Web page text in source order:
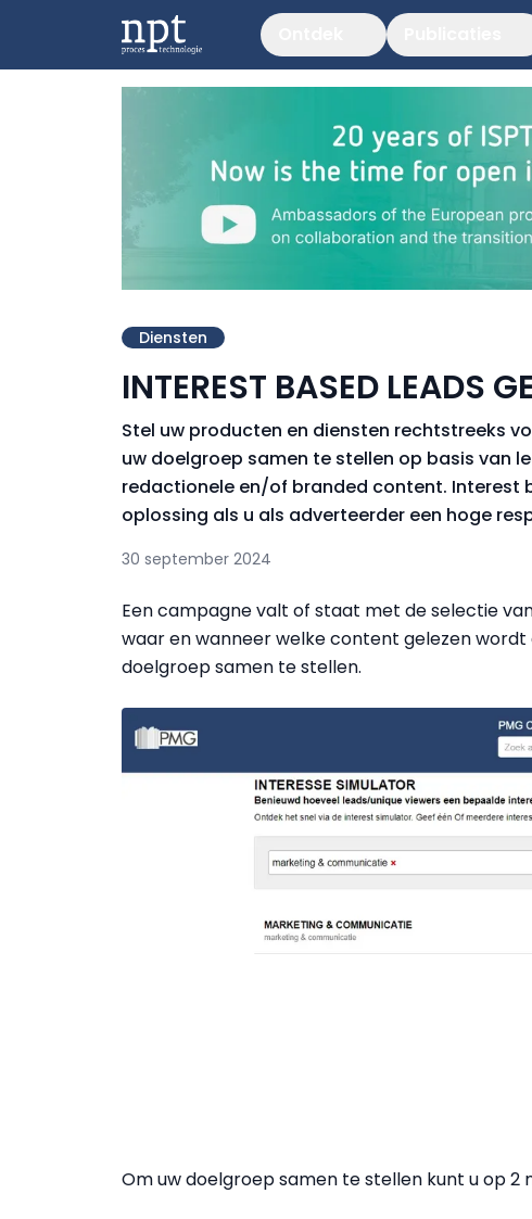
Diensten
INTEREST BASED LEADS
Stel uw producten en diensten rechtstreeks
uw doelgroep samen te stellen op basis van
redactionele en/of branded content. Interest
oplossing als u als adverteerder een hoge
30 september 2024
Een campagne valt of staat met de selectie
waar en wanneer welke content gelezen
doelgroep samen te stellen.
Om uw doelgroep samen te stellen kunt u op 2